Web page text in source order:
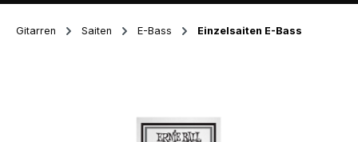
Gitarren Saiten E-Bass Einzelsaiten E-Bass